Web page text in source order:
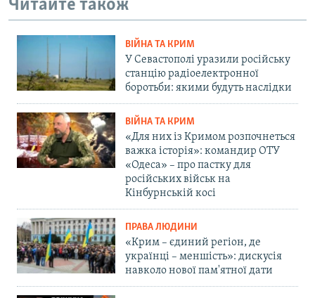
Читайте також
ВІЙНА ТА КРИМ
У Севастополі уразили російську
станцію радіоелектронної
боротьби: якими будуть наслідки
ВІЙНА ТА КРИМ
«Для них із Кримом розпочнеться
важка історія»: командир ОТУ
«Одеса» – про пастку для
російських військ на
Кінбурнській косі
ПРАВА ЛЮДИНИ
«Крим – єдиний регіон, де
українці – меншість»: дискусія
навколо нової пам'ятної дати